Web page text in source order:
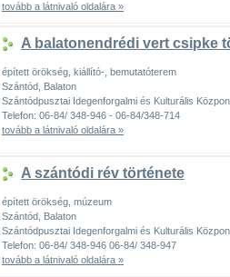
tovább a látnivaló oldalára »
A balatonendrédi vert csipke
épített örökség, kiállító-, bemutatóterem
Szántód, Balaton
Szántódpusztai Idegenforgalmi és Kulturális
Telefon: 06-84/ 348-946 - 06-84/348-714
tovább a látnivaló oldalára »
A szántódi rév története
épített örökség, múzeum
Szántód, Balaton
Szántódpusztai Idegenforgalmi és Kulturális
Telefon: 06-84/ 348-946 06-84/ 348-947
tovább a látnivaló oldalára »